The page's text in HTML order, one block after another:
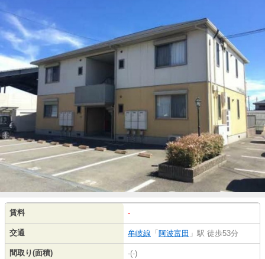
賃料 -
交通 牟岐線 「 阿波富田 」駅 徒歩53分
間取り(面積) -(-)